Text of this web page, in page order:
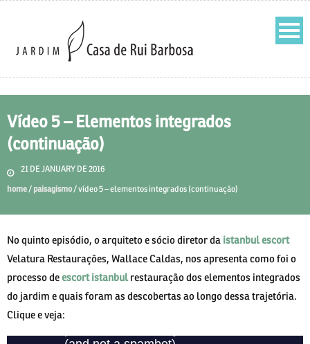
Vídeo 5 – Elementos integrados
(continuação)
21 DE JANUARY DE 2016
home/ paisagismo/vídeo 5 – elementos integrados (continuação)
No quinto episódio, o arquiteto e sócio diretor da istanbul escort
Velatura Restaurações, Wallace Caldas, nos apresenta como foi o
processo de escort istanbulrestauração dos elementos integrados
do jardim e quais foram as descobertas ao longo dessa trajetória.
Clique e veja: